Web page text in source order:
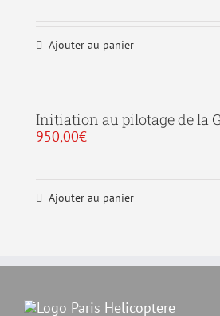
839,00€.799,00€.
Ajouter au panier
Initiation au pilotage de la
950,00€
Ajouter au panier